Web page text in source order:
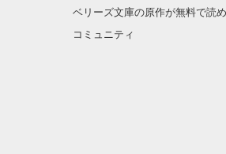
ベリーズ文庫の原作が無料で読
コミュニティ